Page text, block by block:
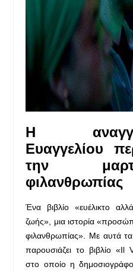
Η
Ευαγγελίου
την
φιλανθρωπίας
Ένα βιβλίο «ευέλικτο
ζωής», μια ιστορία
φιλανθρωπίας». Με αυτά
παρουσιάζει το βιβλίο
στο οποίο η